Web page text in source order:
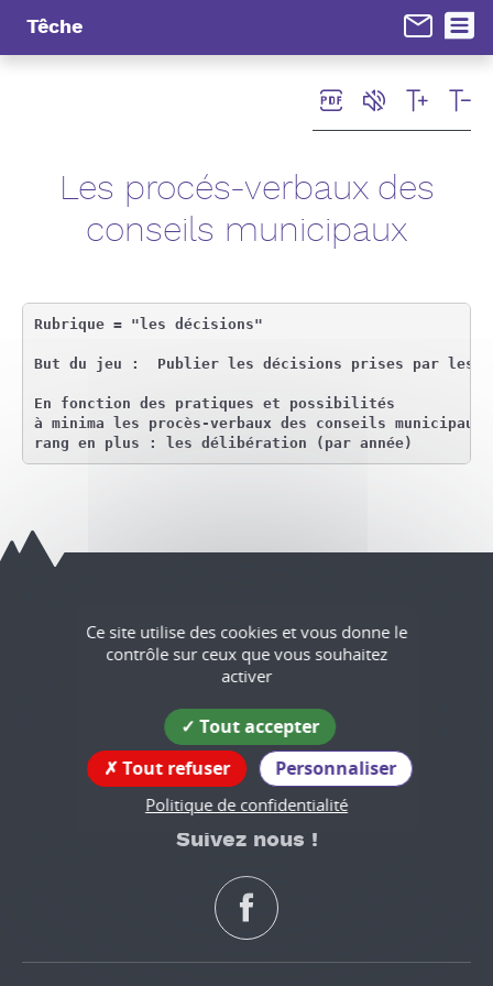
Têche
Les procés-verbaux des
conseils municipaux
Rubrique = "les décisions"
But du jeu :  Publier les décisions prises par les
En fonction des pratiques et possibilités
à minima les procès-verbaux des conseils
rang en plus : les délibération (par année)
Têche
Coordonnées
575 rue du Bourg
38470 Têche
tél : 04 76 36 74 26
Suivez nous !
Ce site utilise des cookies et vous donne le
contrôle sur ceux que vous souhaitez
activer
Tout accepter
Tout refuser
Personnaliser
Politique de confidentialité